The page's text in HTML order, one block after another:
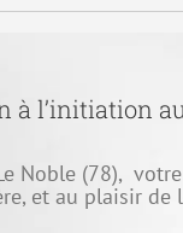
à l’initiation
Noble (78),
et au plaisir